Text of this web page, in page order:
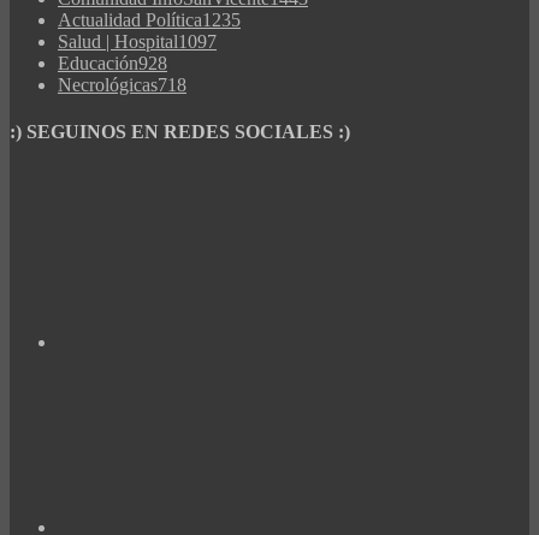
Actualidad Política1235
Salud | Hospital1097
Educación928
Necrológicas718
:) SEGUINOS EN REDES SOCIALES :)